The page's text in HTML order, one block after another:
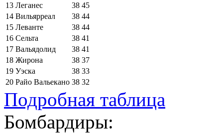
13 Леганес 38 45
14 Вильярреал 38 44
15 Леванте 38 44
16 Сельта 38 41
17 Вальядолид 38 41
18 Жирона 38 37
19 Уэска 38 33
20 Райо Вальекано 38 32
Подробная таблица
Бомбардиры: